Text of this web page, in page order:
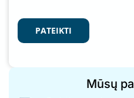
PATEIKTI
Mūsų